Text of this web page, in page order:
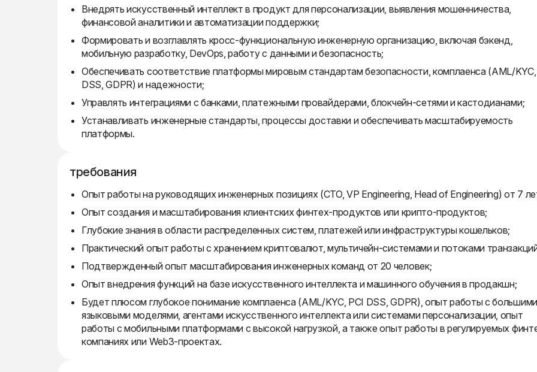
Внедрять искусственный интеллект в продукт для персонализации, выявления мошенничества,
финансовой аналитики и автоматизации поддержки;
Формировать и возглавлять кросс-функциональную инженерную организацию, включая бэкенд,
мобильную разработку, DevOps, работу с данными и безопасность;
Обеспечивать соответствие платформы мировым стандартам безопасности, комплаенса (AML/
DSS, GDPR) и надежности;
Управлять интеграциями с банками, платежными провайдерами, блокчейн-сетями и кастодианами;
Устанавливать инженерные стандарты, процессы доставки и обеспечивать масштабируемость
платформы.
требования
Опыт работы на руководящих инженерных позициях (CTO, VP Engineering, Head of Engineering) от 7
Опыт создания и масштабирования клиентских финтех-продуктов или крипто-продуктов;
Глубокие знания в области распределенных систем, платежей или инфраструктуры кошельков;
Практический опыт работы с хранением криптовалют, мультичейн-системами и потоками
Подтвержденный опыт масштабирования инженерных команд от 20 человек;
Опыт внедрения функций на базе искусственного интеллекта и машинного обучения в продакшн;
Будет плюсом глубокое понимание комплаенса (AML/KYC, PCI DSS, GDPR), опыт работы с большими
языковыми моделями, агентами искусственного интеллекта или системами персонализации, опыт
работы с мобильными платформами с высокой нагрузкой, а также опыт работы в регулируемых
компаниях или Web3-проектах.